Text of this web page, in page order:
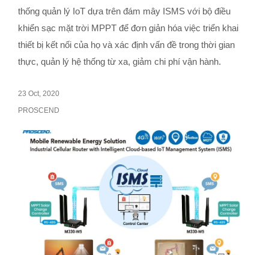
thống quản lý IoT dựa trên đám mây ISMS với bộ điều
khiển sạc mặt trời MPPT để đơn giản hóa việc triển khai
thiết bị kết nối của họ và xác định vấn đề trong thời gian
thực, quản lý hệ thống từ xa, giảm chi phí vận hành.
23 Oct, 2020
PROSCEND